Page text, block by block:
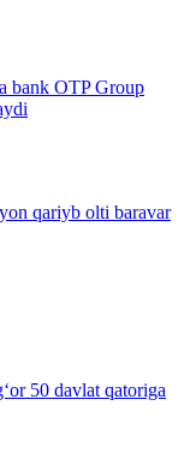
bank OTP Group
qariyb olti baravar
50 davlat qatoriga